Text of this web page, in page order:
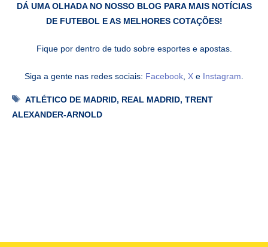
DÁ UMA OLHADA NO NOSSO BLOG PARA MAIS NOTÍCIAS
DE FUTEBOL E AS MELHORES COTAÇÕES!
Fique por dentro de tudo sobre esportes e apostas.
Siga a gente nas redes sociais: Facebook X e Instagram
Tags
ATLÉTICO DE MADRID, REAL MADRID,TRENT
ALEXANDER-ARNOLD